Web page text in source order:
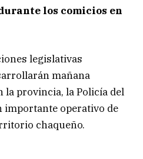
los comicios en
legislativas
mañana
la provincia, la Policía del
importante operativo de
chaqueño.